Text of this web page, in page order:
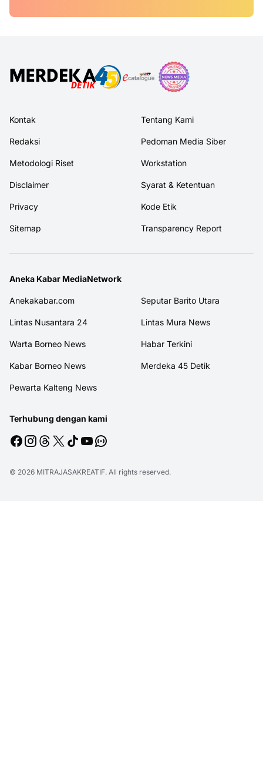
Kontak Tentang Kami
Redaksi Pedoman Media Siber
Metodologi Riset Workstation
Disclaimer Syarat & Ketentuan
Privacy Kode Etik
Sitemap Transparency Report
Aneka Kabar MediaNetwork
Anekakabar.com Seputar Barito Utara
Lintas Nusantara 24 Lintas Mura News
Warta Borneo News Habar Terkini
Kabar Borneo News Merdeka 45 Detik
Pewarta Kalteng News
Terhubung dengan kami
© 2026 MITRAJASAKREATIF. All rights reserved.